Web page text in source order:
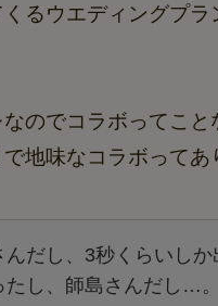
るウエディングプラ
のでコラボってこと
地味なコラボってあ
んだし、3秒くらいしか
たし、師島さんだし…。